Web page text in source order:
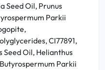
Seed Oil, Prunus
Parkii
CI77891,
Seed Oil, Helianthus
Parkii